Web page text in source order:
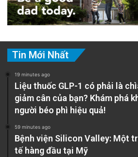
Tin Mới Nhất
19 minutes ago
Liệu thuốc GLP-1 có phải là
giảm cân của bạn? Khám phá
người béo phì hiệu quả!
59 minutes ago
Bệnh viện Silicon Valley: Một
tế hàng đầu tại Mỹ